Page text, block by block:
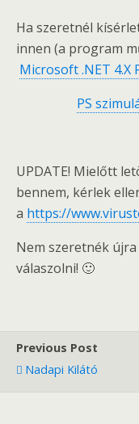
Ha szeretnél
innen (a program
Microsoft .NET 4.X
PS
UPDATE! Mielőtt
bennem, kérlek
a https://
Nem szeretnék
válaszolni! 🙂
Previous Post
Nadapi Kilátó